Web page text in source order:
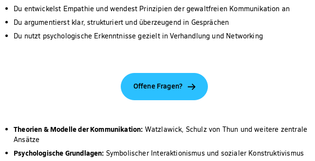
Du entwickelst Empathie und wendest Prinzipien der gewaltfreien Kommunikation an
Du argumentierst klar, strukturiert und überzeugend in Gesprächen
Du nutzt psychologische Erkenntnisse gezielt in Verhandlung und Networking
Offene Fragen?
Theorien & Modelle der Kommunikation: Watzlawick, Schulz von Thun und weitere zentrale
Ansätze
Psychologische Grundlagen: Symbolischer Interaktionismus und sozialer Konstruktivismus